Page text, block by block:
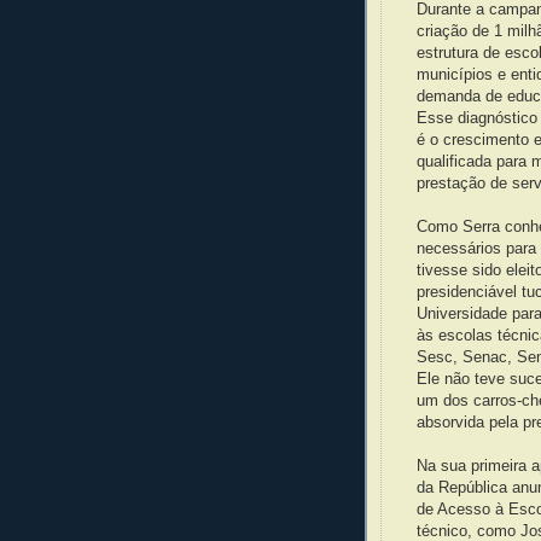
Durante a
criação de 1
estrutura de
municípios e
demanda de
Esse
é o crescimento
qualificada para
prestação de
Como Serra
necessários
tivesse sido
presidenciável
Universidade
às escolas
Sesc, Senac,
Ele não teve
um dos carros-
absorvida pela
Na sua primeira
da República
de Acesso à
técnico, como